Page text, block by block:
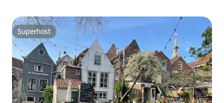
Superhost
Superhost